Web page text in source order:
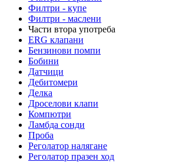
Филтри - купе
Филтри - маслени
Части втора употреба
ERG клапани
Бензинови помпи
Бобини
Датчици
Дебитомери
Делка
Дроселови клапи
Компютри
Ламбда сонди
Проба
Реголатор налягане
Реголатор празен ход